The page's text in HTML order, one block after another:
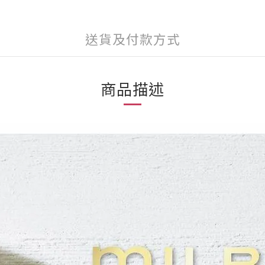
送貨及付款方式
商品描述